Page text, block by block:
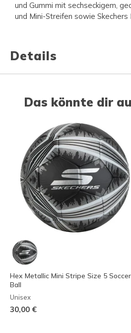
und Gummi mit sechseckigem,
und Mini-Streifen sowie
Details
Das könnte dir
Hex Metallic Mini Stripe Size 5 Soccer
Ball
Unisex
30,00 €